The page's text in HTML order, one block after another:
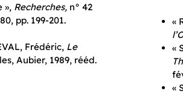
», Recherches, n° 42
pp. 199-201.
Frédéric, Le
Aubier, 1989, rééd.
«
«
«